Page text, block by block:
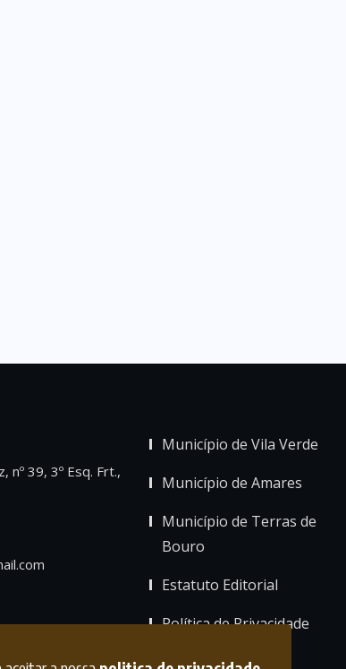
nº 39, 3º Esq. Frt.,
Município de Vila Verde
Município de Amares
Município de Terras de
Bouro
Estatuto Editorial
Política de Privacidade